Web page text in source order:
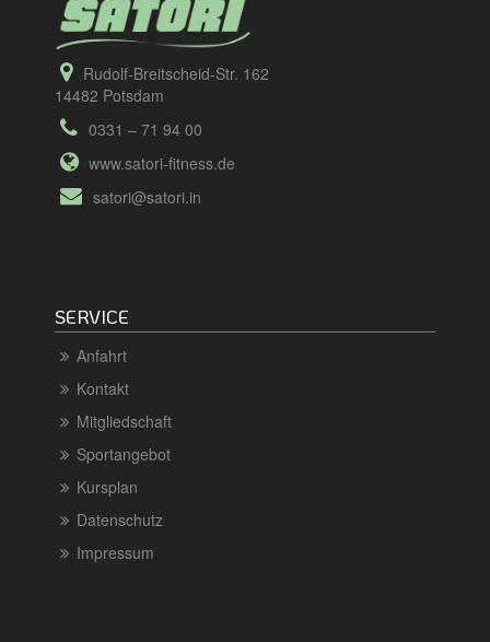
Rudolf-Breitscheid-Str. 162
14482 Potsdam
0331 – 71 94 00
www.satori-fitness.de
satori@satori.in
SERVICE
Anfahrt
Kontakt
Mitgliedschaft
Sportangebot
Kursplan
Datenschutz
Impressum